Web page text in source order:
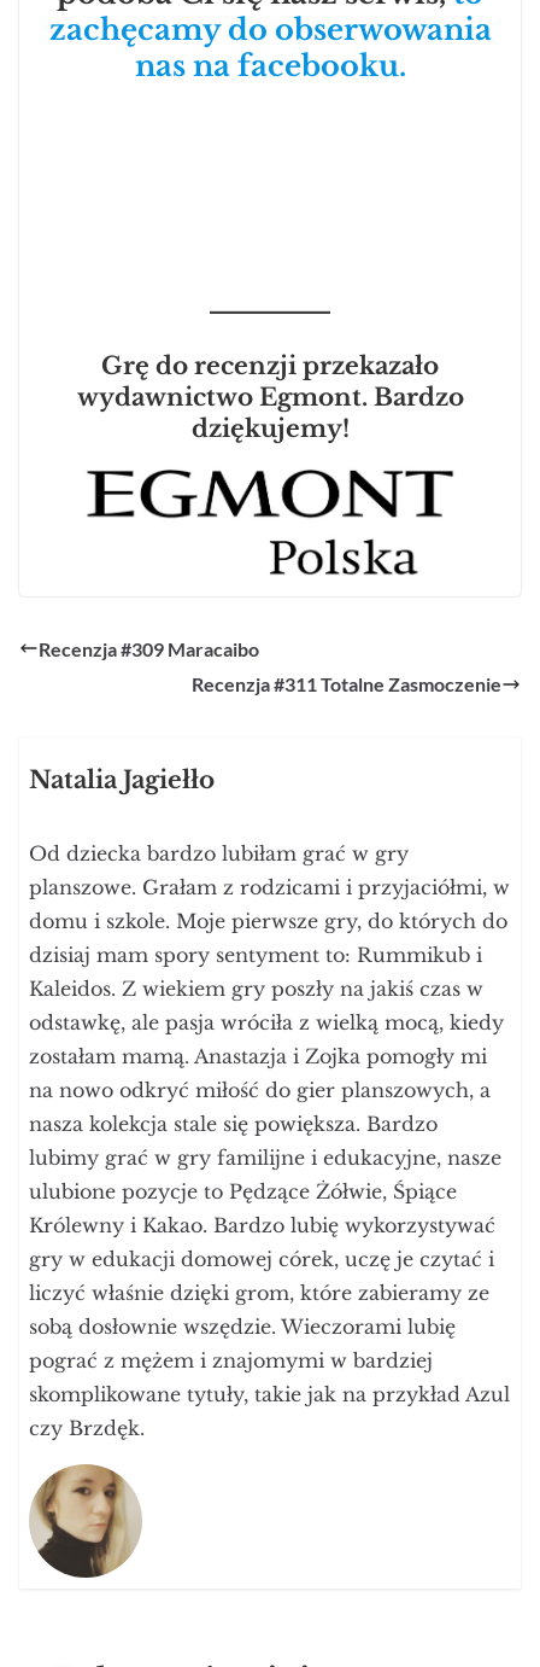
zachęcamy do obserwowania
nas na facebooku.
Grę do recenzji przekazało
wydawnictwo Egmont. Bardzo
dziękujemy!
Recenzja #309 Maracaibo
Recenzja #311 Totalne Zasmoczenie
Natalia Jagiełło
Od dziecka bardzo lubiłam grać w gry
planszowe. Grałam z rodzicami i przyjaciółmi, w
domu i szkole. Moje pierwsze gry, do których do
dzisiaj mam spory sentyment to: Rummikub i
Kaleidos. Z wiekiem gry poszły na jakiś czas w
odstawkę, ale pasja wróciła z wielką mocą, kiedy
zostałam mamą. Anastazja i Zojka pomogły mi
na nowo odkryć miłość do gier planszowych, a
nasza kolekcja stale się powiększa. Bardzo
lubimy grać w gry familijne i edukacyjne, nasze
ulubione pozycje to Pędzące Żółwie, Śpiące
Królewny i Kakao. Bardzo lubię wykorzystywać
gry w edukacji domowej córek, uczę je czytać i
liczyć właśnie dzięki grom, które zabieramy ze
sobą dosłownie wszędzie. Wieczorami lubię
pograć z mężem i znajomymi w bardziej
skomplikowane tytuły, takie jak na przykład Azul
czy Brzdęk.